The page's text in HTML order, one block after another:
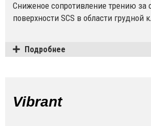
Сниженое сопротивление трению за
поверхности SCS в области грудной
Подробнее
Vibrant